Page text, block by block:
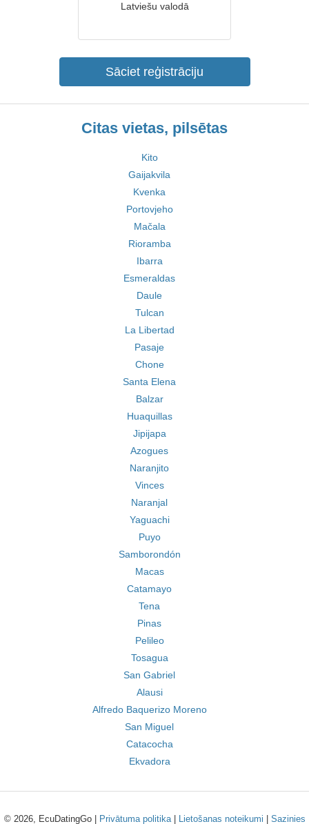
Latviešu valodā
Sāciet reģistrāciju
Citas vietas, pilsētas
Kito
Gaijakvila
Kvenka
Portovjeho
Mačala
Rioramba
Ibarra
Esmeraldas
Daule
Tulcan
La Libertad
Pasaje
Chone
Santa Elena
Balzar
Huaquillas
Jipijapa
Azogues
Naranjito
Vinces
Naranjal
Yaguachi
Puyo
Samborondón
Macas
Catamayo
Tena
Pinas
Pelileo
Tosagua
San Gabriel
Alausi
Alfredo Baquerizo Moreno
San Miguel
Catacocha
Ekvadora
© 2026, EcuDatingGo | Privātuma politika| Lietošanas noteikumi Sazinies